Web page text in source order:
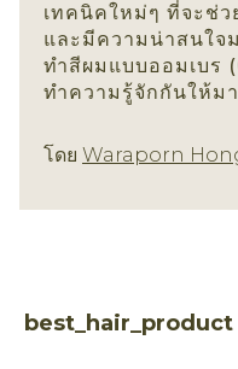
เทคนิคใหม่ๆ ที่จะช่
และมีความน่าสนใจ
ทำสีผมแบบออมเบร
ทำความรู้จักกันให้ม
โดย Waraporn
best_hair_product